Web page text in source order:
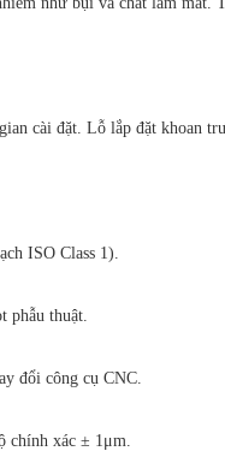
đặt. Lỗ lắp đặt khoan
ISO Class 1).
thuật.
công cụ CNC.
xác ± 1μm.